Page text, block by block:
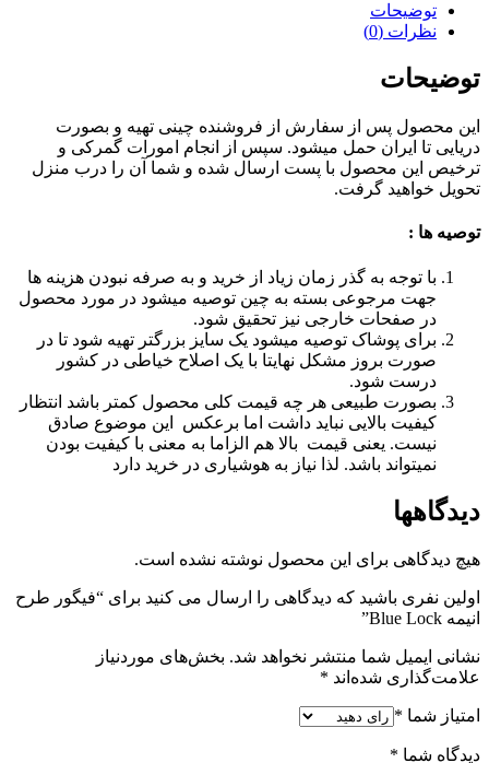
توضیحات
نظرات (0)
توضیحات
این محصول پس از سفارش از فروشنده چینی تهیه و بصورت
دریایی تا ایران حمل میشود. سپس از انجام امورات گمرکی و
ترخیص این محصول با پست ارسال شده و شما آن را درب منزل
تحویل خواهید گرفت.
توصیه ها :
با توجه به گذر زمان زیاد از خرید و به صرفه نبودن هزینه ها
جهت مرجوعی بسته به چین توصیه میشود در مورد محصول
در صفحات خارجی نیز تحقیق شود.
برای پوشاک توصیه میشود یک سایز بزرگتر تهیه شود تا در
صورت بروز مشکل نهایتا با یک اصلاح خیاطی در کشور
درست شود.
بصورت طبیعی هر چه قیمت کلی محصول کمتر باشد انتظار
کیفیت بالایی نباید داشت اما برعکس این موضوع صادق
نیست. یعنی قیمت بالا هم الزاما به معنی با کیفیت بودن
نمیتواند باشد. لذا نیاز به هوشیاری در خرید دارد
دیدگاهها
هیچ دیدگاهی برای این محصول نوشته نشده است.
اولین نفری باشید که دیدگاهی را ارسال می کنید برای “فیگور طرح
انیمه Blue Lock”
نشانی ایمیل شما منتشر نخواهد شد. بخش‌های موردنیاز
علامت‌گذاری شده‌اند *
امتیاز شما *
دیدگاه شما *